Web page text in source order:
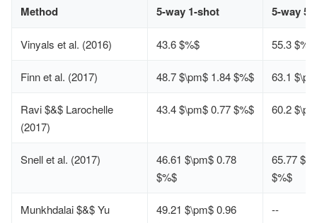
Method 5-way 1-shot 5-way 5-
Vinyals et al. (2016) 43.6 $%$ 55.3 $%$
Finn et al. (2017) 48.7 $\pm$ 1.84 $%$ 63.1
Ravi $&$ Larochelle
(2017)
43.4 $\pm$ 0.77 $%$ 60.2
Snell et al. (2017)
46.61 $\pm$ 0.78
$%$
65.77
$%$
Munkhdalai $&$ Yu
49.21 $\pm$ 0.96
--